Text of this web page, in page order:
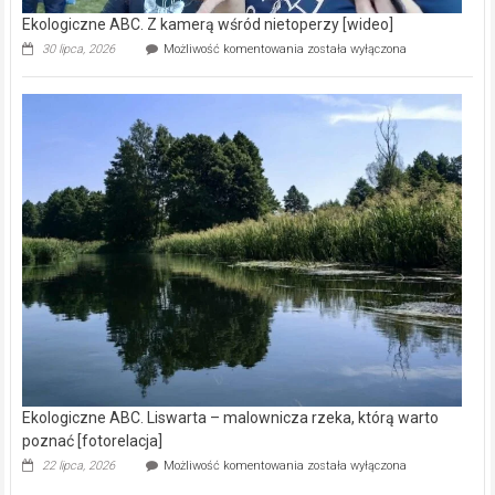
Ekologiczne ABC. Z kamerą wśród nietoperzy [wideo]
30 lipca, 2026 Możliwość komentowania Ekologiczne
kamerą
wśród
została wyłączona
Ekologiczne ABC. Liswarta – malownicza rzeka, którą warto
poznać [fotorelacja]
22 lipca, 2026 Możliwość komentowania Ekologiczne
została wyłączona